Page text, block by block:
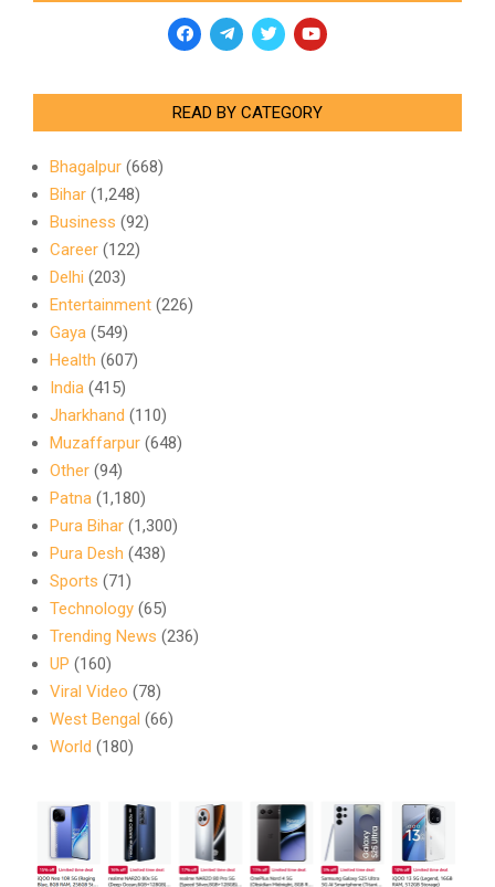
READ BY CATEGORY
Bhagalpur (668)
Bihar (1,248)
Business (92)
Career (122)
Delhi (203)
Entertainment (226)
Gaya (549)
Health (607)
India (415)
Jharkhand (110)
Muzaffarpur (648)
Other (94)
Patna (1,180)
Pura Bihar (1,300)
Pura Desh (438)
Sports (71)
Technology (65)
Trending News (236)
UP (160)
Viral Video (78)
West Bengal (66)
World (180)